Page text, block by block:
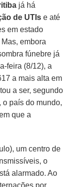
já há
de UTIs e até
em estado
embora
fúnebre já
feira (8/12), a
a mais alta em
a ser, segundo
, o país do mundo,
que a
um centro de
o
alarmado. Ao
por